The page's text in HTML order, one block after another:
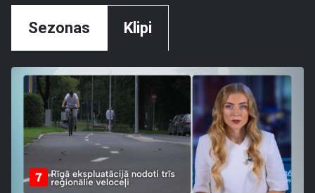
Sezonas Klipi